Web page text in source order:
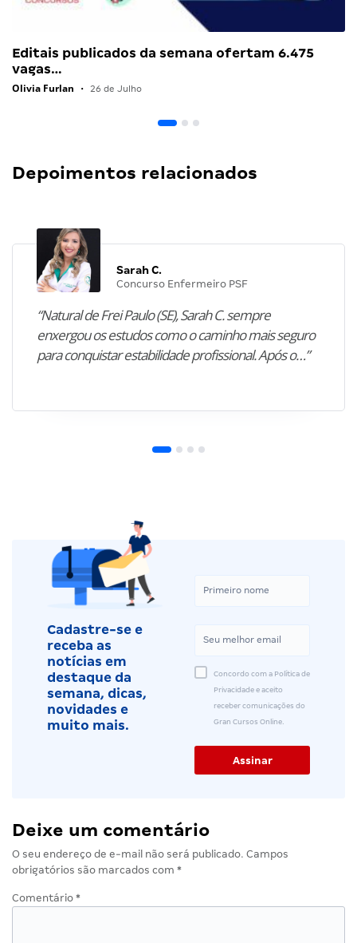
Editais publicados da semana ofertam 6.475
vagas…
Olivia Furlan • 26 de Julho
Depoimentos relacionados
Sarah C.
Concurso Enfermeiro PSF
“Natural de Frei Paulo (SE), Sarah C. sempre
enxergou os estudos como o caminho mais seguro
para conquistar estabilidade profissional. Após o…”
Cadastre-se e
receba as
notícias em
destaque da
semana, dicas,
novidades e
muito mais.
Concordo com a Política de
Privacidade e aceito
receber comunicações do
Gran Cursos Online.
Deixe um comentário
O seu endereço de e-mail não será publicado. Campos
obrigatórios são marcados com *
Comentário *